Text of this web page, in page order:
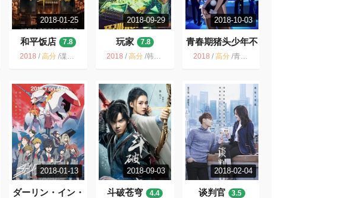
2018-01-25
和平饭店
7.8
2018 / 高分/谍战 悬疑 推理 电视剧 中国大陆 黑色幽默 剧情 雷佳音，李光洁
2018-09-29
玩家
7.8
2018 /高分 /韩国 犯罪 动作 骗局 复仇 黑色幽默 2018 剧情
2018-10-03
青春期猪头少年不
做兔女郎学姐的梦
2018 /高分 /青春 恋爱 校园 日本 动画 爱情 日漫 轻小说
2018-01-13
ダーリン・イン・
2018-09-03
斗破苍穹
4.4
2018-02-04
谈判官
3.5